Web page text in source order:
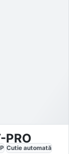
PRO
Cutie automată